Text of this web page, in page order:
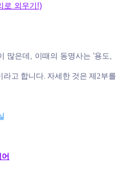
로 외우기!)
많은데, 이때의 동명사는 '용도,
라고 합니다. 자세한 것은 제2부를